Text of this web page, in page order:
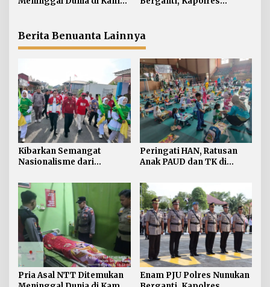
Berita Benuanta Lainnya
Kibarkan Semangat
Nasionalisme dari
Merah Putih 81 Meter
Dibentangkan di Sebatik
Peringati HAN, Ratusan
Anak PAUD dan TK di
Lomba Menggambar dan
Mewarnai
Pria Asal NTT Ditemukan
Enam PJU Polres Nunukan